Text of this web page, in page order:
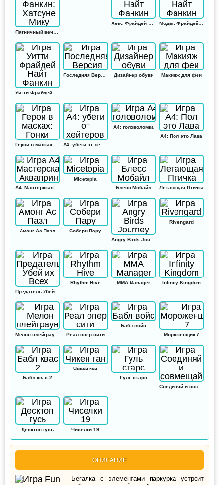
ОПИСАНИЕ
Бегалка с элементами паркурка устроит
Моды: Фрайдей Найт Фанкин
Дизайнер обуви Макияж для феи
А4: головоломка
А4: Пол это Лава
Micetopia
Блесс Мобайл
Летающая Птичка
Амонг Ас Пазл
Собери Пару
Angry Birds Journey
Rivengard
Rhythm Hive MMA Manager Infinity Kingdom
Реал опер сити
Бабл войс
Мороженщик 7
Бабл квас 2
Чикен ган
Гуль старс
Соединяй и совмещай
Десктоп гусь Чиселки 19